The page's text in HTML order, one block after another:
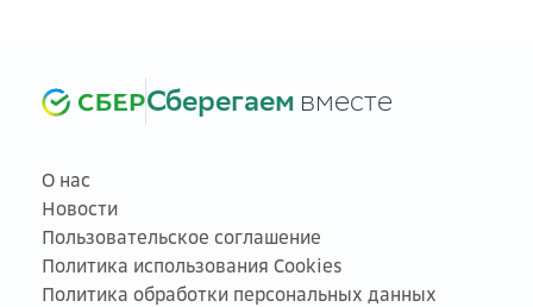
Сберегаем вместе
О нас
Новости
Пользовательское соглашение
Политика использования Cookies
Политика обработки персональных данных